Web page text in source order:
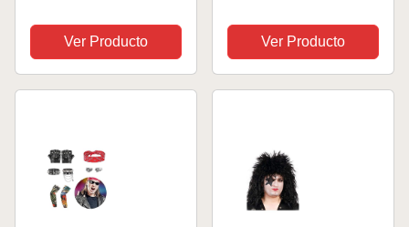
de Rocker Los 70 80
90 Disfraz, Diadema
Vintage Roja Tatuaje
Ver Producto
Rockero Gótico Punk,
Accesorios de Disfraz
de Rocker, Pañuelo de
Ver Producto